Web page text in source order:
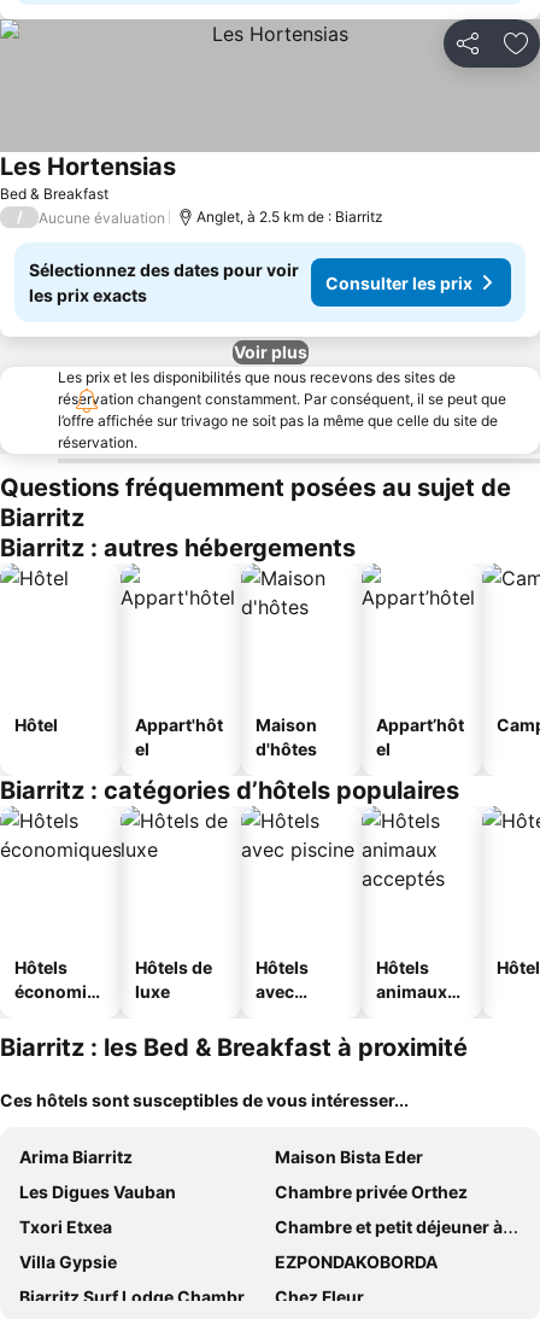
Partager
Bed & Breakfast
Les Hortensias
/ Aucune évaluation Anglet, à 2.5 km de : Biarritz
Sélectionnez des dates pour voir
les prix exacts
Consulter les prix
Voir plus
Les prix et les disponibilités que nous recevons des sites de
réservation changent constamment. Par conséquent, il se peut que
l’offre affichée sur trivago ne soit pas la même que celle du site de
réservation.
Questions fréquemment posées au sujet de
Biarritz
Biarritz : autres hébergements
Hôtel
Appart'hôt
el
Maison
d'hôtes
Appart’hôt
el
Biarritz : catégories d’hôtels populaires
Hôtels
économiq
Hôtels de
luxe
Hôtels
avec
Hôtels
animaux
Biarritz : les Bed & Breakfast à proximité
Ces hôtels sont susceptibles de vous intéresser...
Arima Biarritz
Maison Bista Eder
Les Digues Vauban
Chambre privée Orthez
Txori Etxea
Chambre et petit déjeuner à Socoa
Villa Gypsie
EZPONDAKOBORDA
Biarritz Surf Lodge Chambre d'hôtes
Chez Fleur